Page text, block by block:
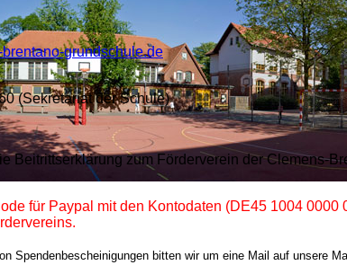
grundschule.de
(Sekretariat der Schule)
Beitrittserklärung zum Förderverein der Clemens-
für Paypal mit den Kontodaten (DE45 1004 0000
Spendenbescheinigungen bitten wir um eine Mail auf unsere